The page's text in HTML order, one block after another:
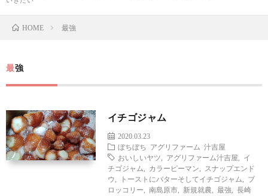
い
HOME 最強
最強
イチゴジャム
2020.03.23
ぼちぼち
アグリファーム
汁吉屋
おいしいヤツ
アグリファーム汁吉屋
イ
チゴジャム
カラーピーマン
スナップエンド
ウ
トーストにバターそしてイチゴジャム
ブ
ロッコリー
南島原市, 新規就農 最強
長崎